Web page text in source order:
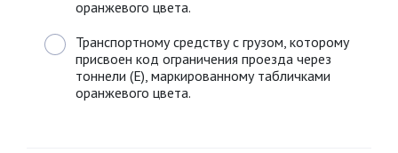
оранжевого цвета.
Транспортному средству с грузом, которому
присвоен код ограничения проезда через
тоннели (Е), маркированному табличками
оранжевого цвета.